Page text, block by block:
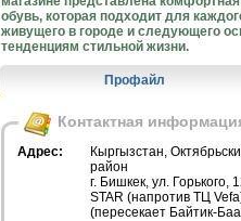
обувь, которая подходит для
живущего в городе и следующего
тенденциям стильной жизни.
Профайл
Контактная
Адрес:
Кыргызстан,
район
г. Бишкек, ул. Горького,
STAR (напротив ТЦ
(пересекает Байтик-